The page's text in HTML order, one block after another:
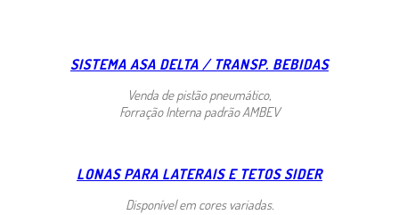
SISTEMA ASA DELTA / TRANSP. BEBIDAS
Venda de pistão pneumático,
Forração Interna padrão AMBEV
LONAS PARA LATERAIS E TETOS SIDER
Disponível em cores variadas.